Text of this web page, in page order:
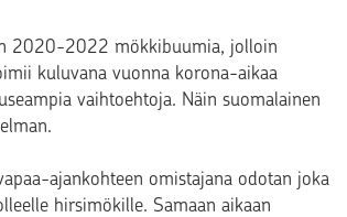
2020-2022 mökkibuumia, jolloin
kuluvana vuonna korona-aikaa
vaihtoehtoja. Näin suomalainen
ajankohteen omistajana odotan joka
hirsimökille. Samaan aikaan